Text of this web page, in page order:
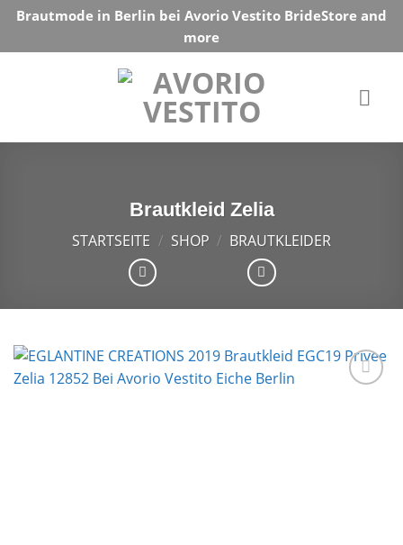
Skip
content
Brautmode in Berlin bei Avorio Vestito BrideStore and
more
Brautkleid Zelia
STARTSEITE / SHOP / BRAUTKLEIDER